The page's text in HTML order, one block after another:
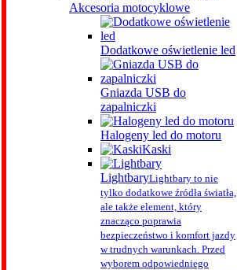
Akcesoria motocyklowe
Dodatkowe oświetlenie led
Gniazda USB do
zapalniczki
Halogeny led do motoru
Kaski
LightbaryLightbary to nie
tylko dodatkowe źródła światła,
ale także element, który
znacząco poprawia
bezpieczeństwo i komfort jazdy
w trudnych warunkach. Przed
wyborem odpowiedniego